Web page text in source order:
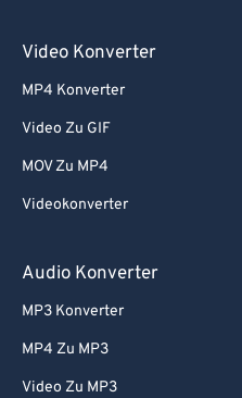
Video Konverter
MP4 Konverter
Video Zu GIF
MOV Zu MP4
Videokonverter
Audio Konverter
MP3 Konverter
MP4 Zu MP3
Video Zu MP3